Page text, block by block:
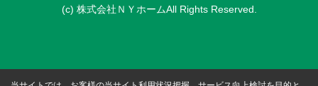
(c) 株式会社ＮＹホームAll Rights Reserved.